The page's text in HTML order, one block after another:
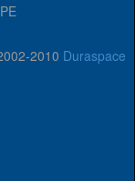
2010 Duraspace